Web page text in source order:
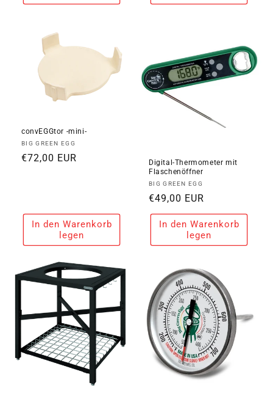
convEGGtor -mini-
Anbieter:
BIG GREEN EGG
Normaler
€72,00 EUR
In den Warenkorb
legen
Digital-Thermometer mit
Flaschenöffner
Anbieter:
BIG GREEN EGG
Normaler
Preis
€49,00 EUR
In den Warenkorb
legen